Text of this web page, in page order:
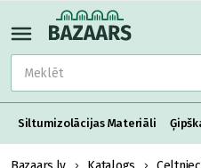
Siltumizolācijas Materiāli